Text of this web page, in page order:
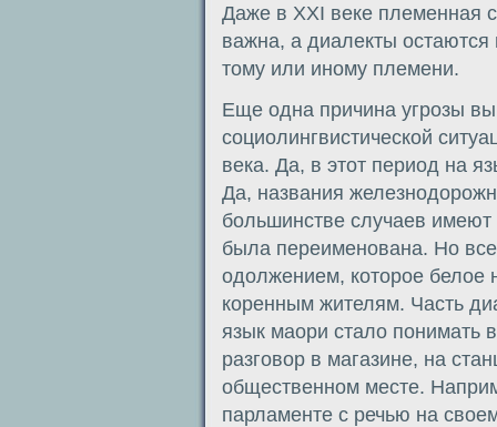
Даже в XXI веке племенная
важна, а диалекты
тому или иному племени.
Еще одна причина угрозы
социолингвистической
века. Да, в этот период на
Да, названия
большинстве случаев
была переименована. Но
одолжением, которое белое
коренным жителям. Часть
язык маори стало понимать
разговор в магазине, на
общественном месте.
парламенте с речью на